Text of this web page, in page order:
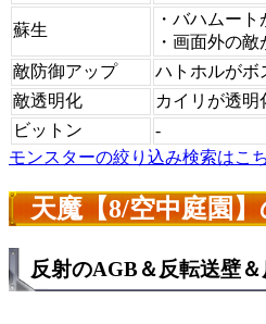
蘇生
・バハムー
・画面外の
敵防御アップ
ハトホルがボ
敵透明化
カイリが透明
ビットン
-
モンスターの絞り込み検索はこ
天魔【8/空中庭園
反射のAGB＆反転送壁